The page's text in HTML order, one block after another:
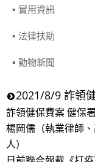
實用資訊
法律扶助
動物新聞
2021/8/9 詐領
詐領健保費案 健保
楊岡儒（執業律師
人）